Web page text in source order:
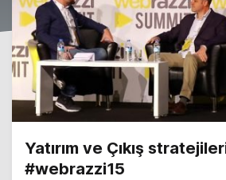
Yatırım ve Çıkış
#webrazzi15